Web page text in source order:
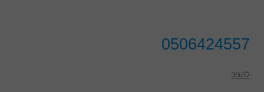
0506424557
להגיב